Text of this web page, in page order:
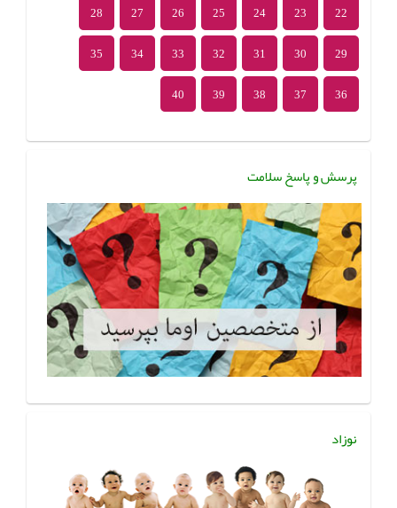
22
23
24
25
26
27
28
29
30
31
32
33
34
35
36
37
38
39
40
پرسش و پاسخ سلامت
نوزاد